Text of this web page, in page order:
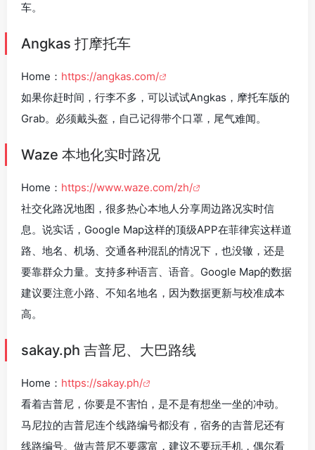
车。
Angkas 打摩托车
Home： https://angkas.com/
如果你赶时间，行李不多，可以试试Angkas，摩托车版的
Grab。必须戴头盔，自己记得带个口罩，尾气难闻。
Waze 本地化实时路况
Home： https://www.waze.com/zh/
社交化路况地图，很多热心本地人分享周边路况实时信
息。说实话，Google Map这样的顶级APP在菲律宾这样道
路、地名、机场、交通各种混乱的情况下，也没辙，还是
要靠群众力量。支持多种语言、语音。Google Map的数据
建议要注意小路、不知名地名，因为数据更新与校准成本
高。
sakay.ph 吉普尼、大巴路线
Home： https://sakay.ph/
看着吉普尼，你要是不害怕，是不是有想坐一坐的冲动。
马尼拉的吉普尼连个线路编号都没有，宿务的吉普尼还有
线路编号。做吉普尼不要露富，建议不要玩手机，偶尔看